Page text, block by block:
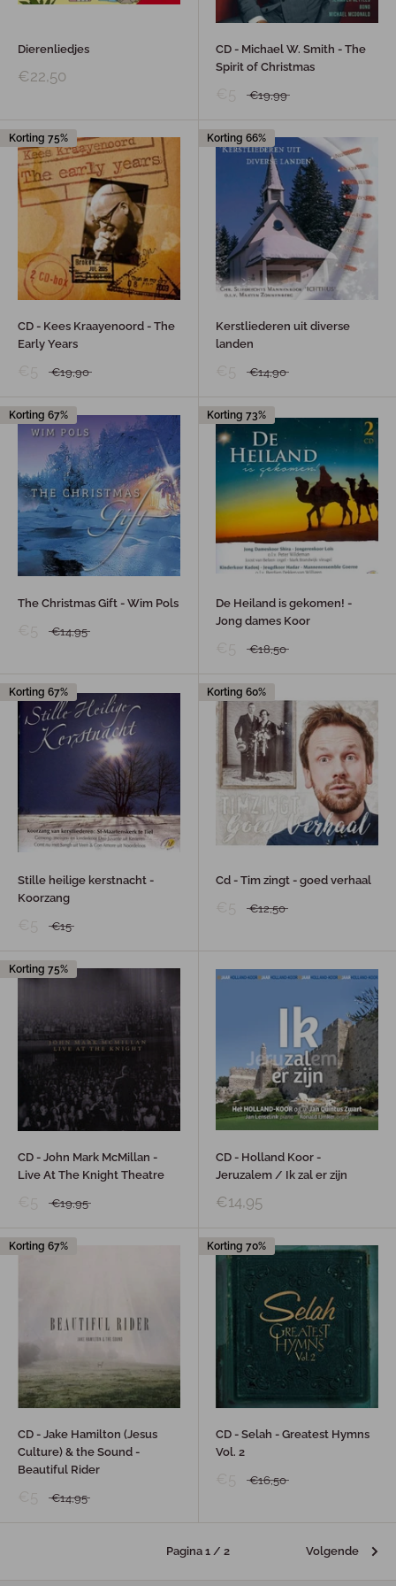
Dierenliedjes
€22,50
CD - Michael W. Smith - The
Spirit of Christmas
€19,99
Korting 75%
CD - Kees Kraayenoord - The
Early Years
€19,90
Korting 66%
Kerstliederen uit diverse
landen
€14,90
Korting 67%
The Christmas Gift - Wim Pols
€14,95
Korting 73%
De Heiland is gekomen! -
Jong dames Koor
€18,50
Korting 67%
Stille heilige kerstnacht -
Koorzang
€15
Korting 60%
Cd - Tim zingt - goed verhaal
€12,50
Korting 75%
CD - John Mark McMillan -
Live At The Knight Theatre
€19,95
CD - Holland Koor -
Jeruzalem / Ik zal er zijn
€14,95
Korting 67%
CD - Jake Hamilton (Jesus
Culture) & the Sound -
Beautiful Rider
€14,95
Korting 70%
CD - Selah - Greatest Hymns
Vol. 2
€16,50
Pagina 1 / 2 Volgende